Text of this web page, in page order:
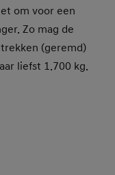
om voor een
Zo mag de
(geremd)
liefst 1.700 kg.